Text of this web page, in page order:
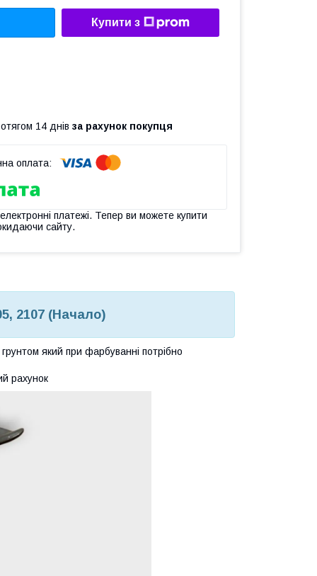
Купити з
14 днів за рахунок покупця
платежі. Тепер ви можете купити
сайту.
2107 (Начало)
який при фарбуванні потрібно
рахунок